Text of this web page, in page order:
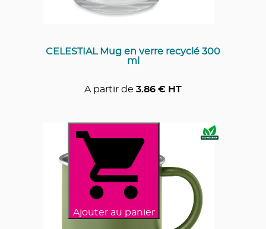
CELESTIAL Mug en verre recyclé 300
ml
A partir de 3.86 € HT
Ajouter au panier